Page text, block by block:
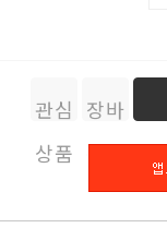
관심
상품
장바
구니